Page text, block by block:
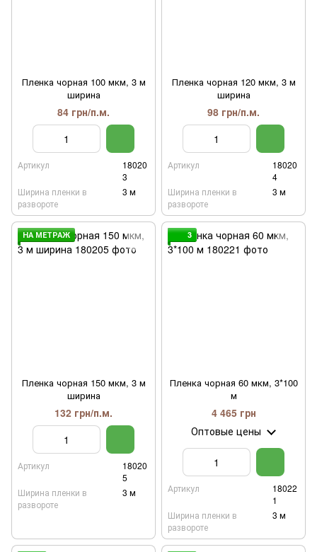
Пленка чорная 100 мкм, 3 м
ширина
84 грн/п.м.
Артикул
18020
3
Ширина пленки в
развороте
3 м
Пленка чорная 120 мкм, 3 м
ширина
98 грн/п.м.
Артикул
18020
4
Ширина пленки в
развороте
3 м
НА МЕТРАЖ
Пленка чорная 150 мкм, 3 м
ширина
132 грн/п.м.
Артикул
18020
5
Ширина пленки в
развороте
3 м
3
Пленка чорная 60 мкм, 3*100
м
4 465 грн
Оптовые цены
Артикул
18022
1
Ширина пленки в
развороте
3 м